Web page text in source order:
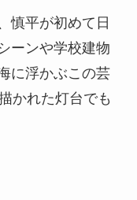
慎平が初めて日
ーンや学校建物
に浮かぶこの芸
かれた灯台でも